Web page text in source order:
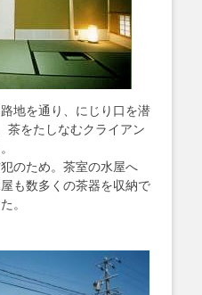
地を通り、にじり口を潜
茶をたしなむクライアン
のため。茶室の水屋へ
も数多くの茶器を収納で
。